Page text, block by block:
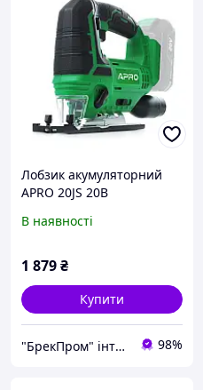
Лобзик акумуляторний
APRO 20JS 20В
В наявності
1 879₴
Купити
"БрекПром" інтернет-магазин електроінструменту, продаж, ремонт, обслуговування 98%